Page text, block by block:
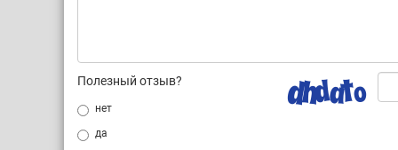
Полезный отзыв?
нет
да